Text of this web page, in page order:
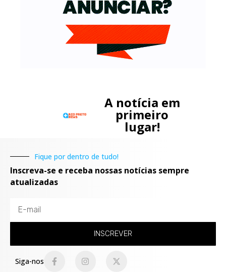
A notícia em
primeiro
lugar!
Fique por dentro de tudo!
Inscreva-se e receba nossas notícias sempre
atualizadas
INSCREVER
Siga-nos